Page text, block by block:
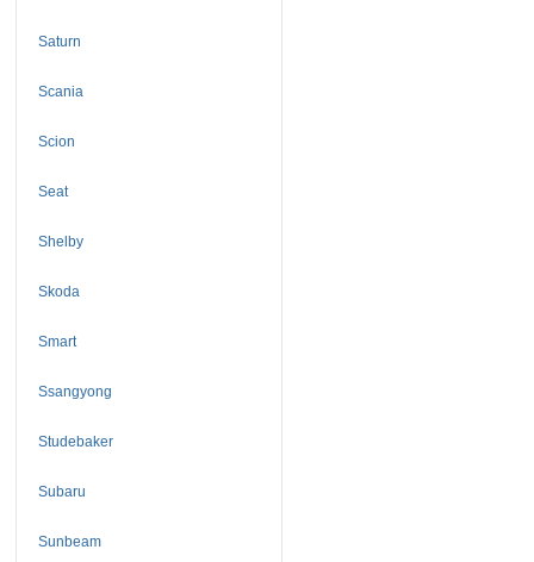
Saturn
Scania
Scion
Seat
Shelby
Skoda
Smart
Ssangyong
Studebaker
Subaru
Sunbeam